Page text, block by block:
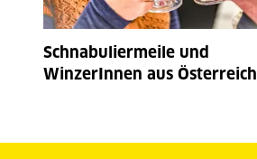
Schnabuliermeile und
WinzerInnen aus Österreich